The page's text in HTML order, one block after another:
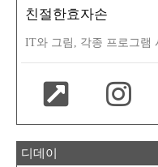
친절한효자손
IT와 그림, 각종 프로그램
디데이